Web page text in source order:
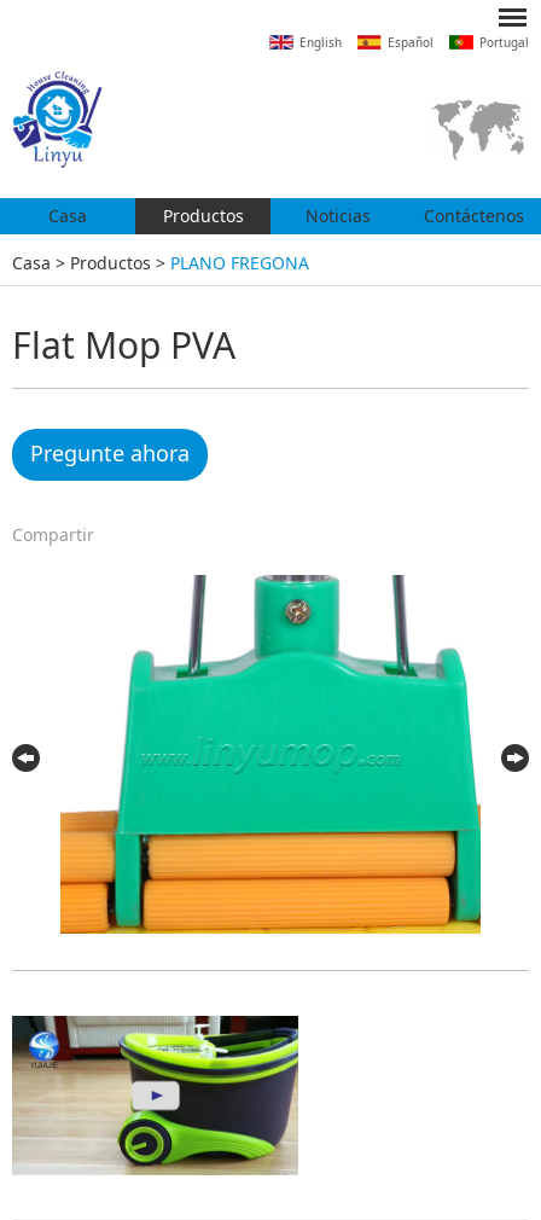
English Español Portugal
Casa Productos Noticias Contáctenos
Casa > Productos > PLANO FREGONA
Flat Mop PVA
Pregunte ahora
Compartir